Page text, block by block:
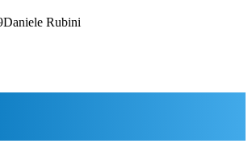
Daniele Rubini